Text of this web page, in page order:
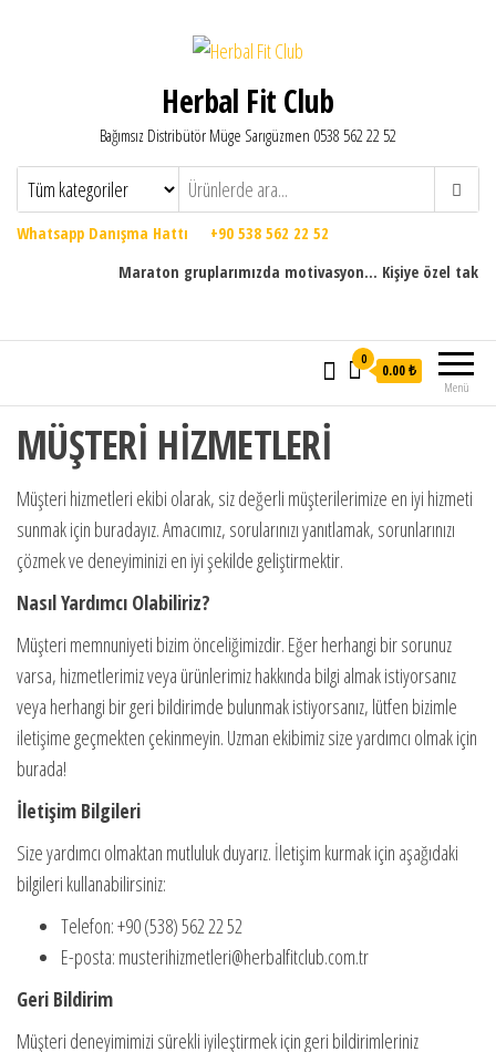
Herbal Fit Club
Bağımsız Distribütör Müge Sarıgüzmen 0538 562 22 52
Whatsapp Danışma Hattı +90 538 562 22 52
Maraton gruplarımızda motivasyon... Kişiye özel takip
Menü
0
0.00 ₺
MÜŞTERİ HİZMETLERİ
Müşteri hizmetleri ekibi olarak, siz değerli müşterilerimize en iyi hizmeti
sunmak için buradayız. Amacımız, sorularınızı yanıtlamak, sorunlarınızı
çözmek ve deneyiminizi en iyi şekilde geliştirmektir.
Nasıl Yardımcı Olabiliriz?
Müşteri memnuniyeti bizim önceliğimizdir. Eğer herhangi bir sorunuz
varsa, hizmetlerimiz veya ürünlerimiz hakkında bilgi almak istiyorsanız
veya herhangi bir geri bildirimde bulunmak istiyorsanız, lütfen bizimle
iletişime geçmekten çekinmeyin. Uzman ekibimiz size yardımcı olmak için
burada!
İletişim Bilgileri
Size yardımcı olmaktan mutluluk duyarız. İletişim kurmak için aşağıdaki
bilgileri kullanabilirsiniz:
Telefon: +90 (538) 562 22 52
E-posta: musterihizmetleri@herbalfitclub.com.tr
Geri Bildirim
Müşteri deneyimimizi sürekli iyileştirmek için geri bildirimleriniz